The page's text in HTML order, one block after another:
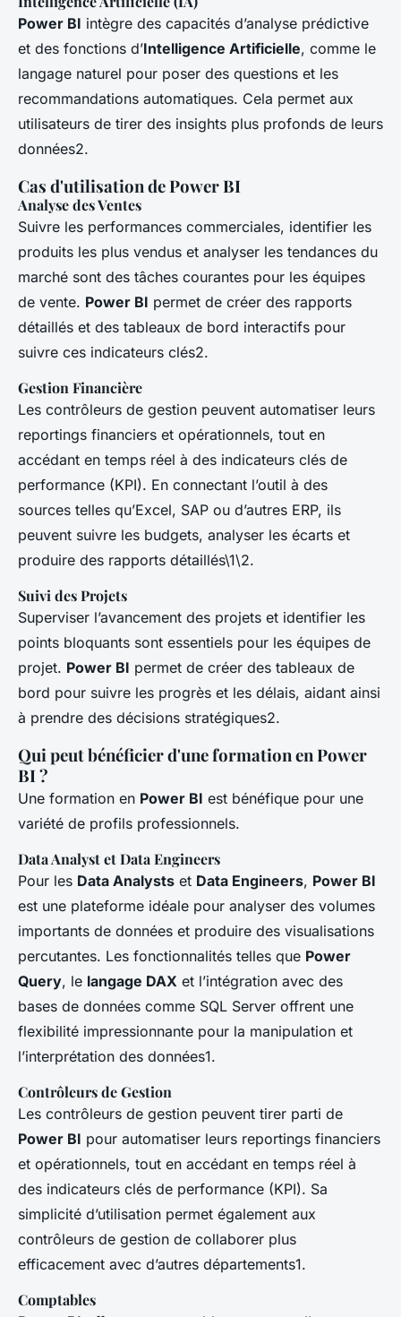
Power BI intègre des capacités d’analyse prédictive
et des fonctions d’Intelligence Artificielle, comme le
langage naturel pour poser des questions et les
recommandations automatiques. Cela permet aux
utilisateurs de tirer des insights plus profonds de leurs
données2.
Cas d'utilisation de Power BI
Analyse des Ventes
Suivre les performances commerciales, identifier les
produits les plus vendus et analyser les tendances du
marché sont des tâches courantes pour les équipes
de vente. Power BI permet de créer des rapports
détaillés et des tableaux de bord interactifs pour
suivre ces indicateurs clés2.
Gestion Financière
Les contrôleurs de gestion peuvent automatiser leurs
reportings financiers et opérationnels, tout en
accédant en temps réel à des indicateurs clés de
performance (KPI). En connectant l’outil à des
sources telles qu’Excel, SAP ou d’autres ERP, ils
peuvent suivre les budgets, analyser les écarts et
produire des rapports détaillés\1\2.
Suivi des Projets
Superviser l’avancement des projets et identifier les
points bloquants sont essentiels pour les équipes de
projet. Power BI permet de créer des tableaux de
bord pour suivre les progrès et les délais, aidant ainsi
à prendre des décisions stratégiques2.
Qui peut bénéficier d'une formation en Power
BI ?
Une formation en Power BI est bénéfique pour une
variété de profils professionnels.
Data Analyst et Data Engineers
Pour les Data Analysts et Data Engineers, Power BI
est une plateforme idéale pour analyser des volumes
importants de données et produire des visualisations
percutantes. Les fonctionnalités telles que Power
Query, le langage DAX et l’intégration avec des
bases de données comme SQL Server offrent une
flexibilité impressionnante pour la manipulation et
l’interprétation des données1.
Contrôleurs de Gestion
Les contrôleurs de gestion peuvent tirer parti de
Power BI pour automatiser leurs reportings financiers
et opérationnels, tout en accédant en temps réel à
des indicateurs clés de performance (KPI). Sa
simplicité d’utilisation permet également aux
contrôleurs de gestion de collaborer plus
efficacement avec d’autres départements1.
Comptables